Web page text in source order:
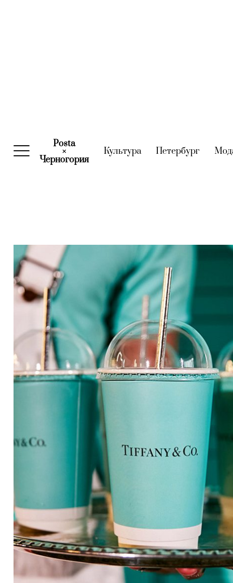
Posta
×
Черногория(current)
Культура(current)
Петербург